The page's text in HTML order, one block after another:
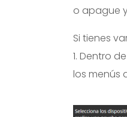
o apague
Si tienes
1. Dentro
los menús